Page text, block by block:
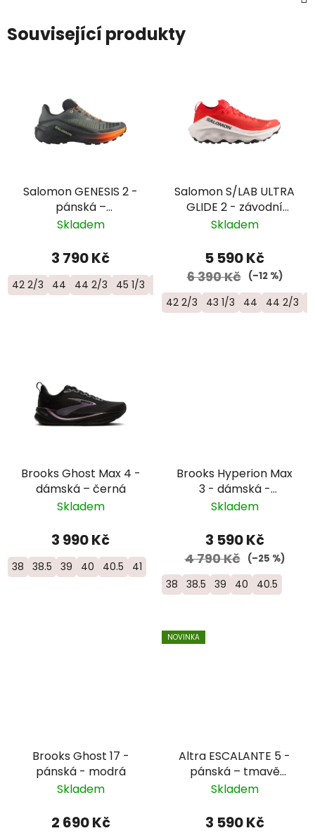
Související produkty
Salomon GENESIS 2 -
pánská –
zelená/oranžová
Skladem
3 790 Kč
42 2/3 44 44 2/3 45 1/3 46 2/3
Salomon S/LAB ULTRA
GLIDE 2 - závodní
trailová běžecká bota
Skladem
5 590 Kč
6 390 Kč (–12 %)
42 2/3 43 1/3 44 44 2/3
Brooks Ghost Max 4 -
dámská – černá
Skladem
3 990 Kč
38 38.5 39 40 40.5 41
Brooks Hyperion Max
3 - dámská -
žlutá/růžová
Skladem
3 590 Kč
4 790 Kč (–25 %)
38 38.5 39 40 40.5
Brooks Ghost 17 -
pánská - modrá
Skladem
2 690 Kč
NOVINKA
Altra ESCALANTE 5 -
pánská – tmavě
modrá
Skladem
3 590 Kč